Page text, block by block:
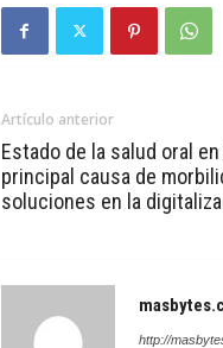
Artículo anterior
Estado de la salud oral
principal causa de
soluciones en la
http://